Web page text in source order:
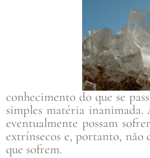
conhecimento do que se
simples matéria inanimada.
eventualmente possam
extrínsecos e, portanto, não
que sofrem.